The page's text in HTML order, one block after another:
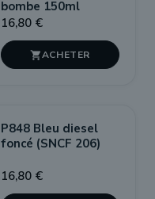
bombe 150ml
16,80 €

P848 Bleu diesel
foncé (SNCF 206)
16,80 €